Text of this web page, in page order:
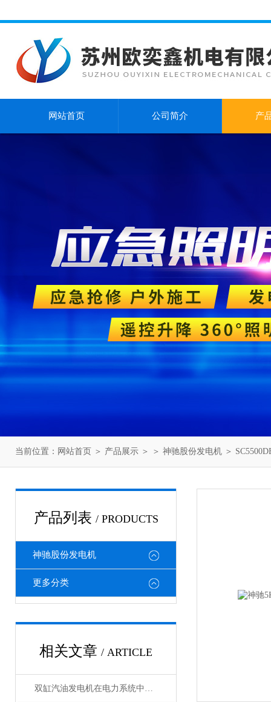
网站首页 公司简介 产
当前位置： 网站首页 ＞ 产品展示 ＞ ＞ 神驰股份发电机 ＞
产品列表 / PRODUCTS
神驰股份发电机
更多分类
相关文章 / ARTICLE
双缸汽油发电机在电力系统中的备用电源